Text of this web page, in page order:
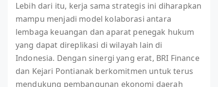
Lebih dari itu, kerja sama strategis ini diharapkan
mampu menjadi model kolaborasi antara
lembaga keuangan dan aparat penegak hukum
yang dapat direplikasi di wilayah lain di
Indonesia. Dengan sinergi yang erat, BRI Finance
dan Kejari Pontianak berkomitmen untuk terus
mendukung pembangunan ekonomi daerah